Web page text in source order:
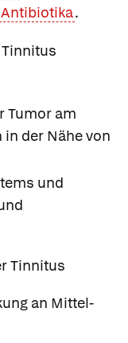
Antibiotika.
Tumor am
in der Nähe von
und
Tinnitus
an Mittel-